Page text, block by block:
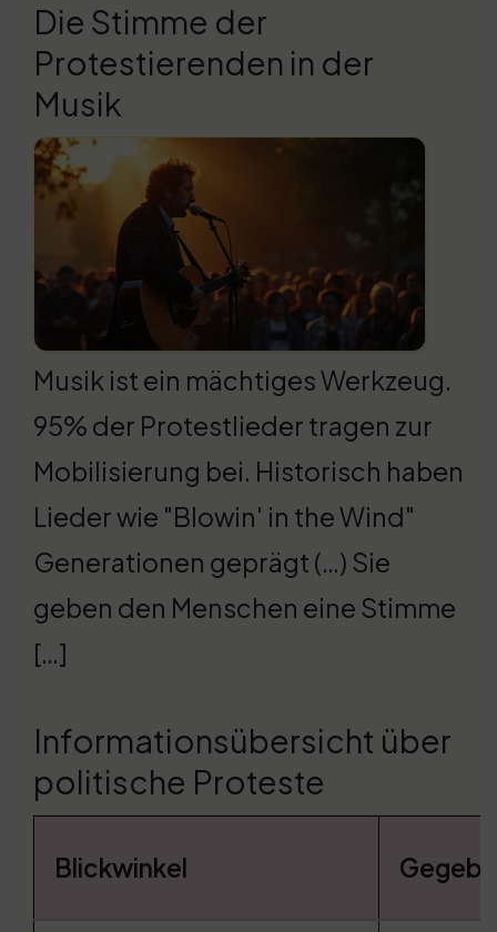
Die Stimme der
Protestierenden in der
Musik
Musik ist ein mächtiges Werkzeug.
95% der Protestlieder tragen zur
Mobilisierung bei. Historisch haben
Lieder wie "Blowin' in the Wind"
Generationen geprägt (…) Sie
geben den Menschen eine Stimme
[…]
Informationsübersicht über
politische Proteste
Blickwinkel